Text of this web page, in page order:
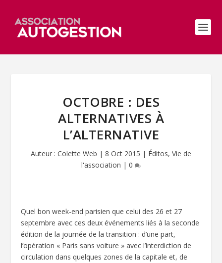
OCTOBRE : DES
ALTERNATIVES À
L’ALTERNATIVE
Auteur : Colette Web | 8 Oct 2015 | Éditos, Vie de
l'association | 0
Quel bon week-end parisien que celui des 26 et 27
septembre avec ces deux événements liés à la seconde
édition de la journée de la transition : d’une part,
l’opération « Paris sans voiture » avec l’interdiction de
circulation dans quelques zones de la capitale et, de